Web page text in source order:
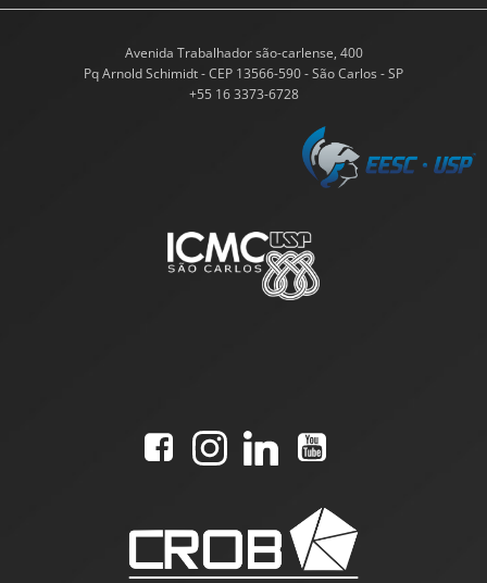
Avenida Trabalhador são-carlense, 400
Pq Arnold Schimidt - CEP 13566-590 - São Carlos - SP
+55 16 3373-6728